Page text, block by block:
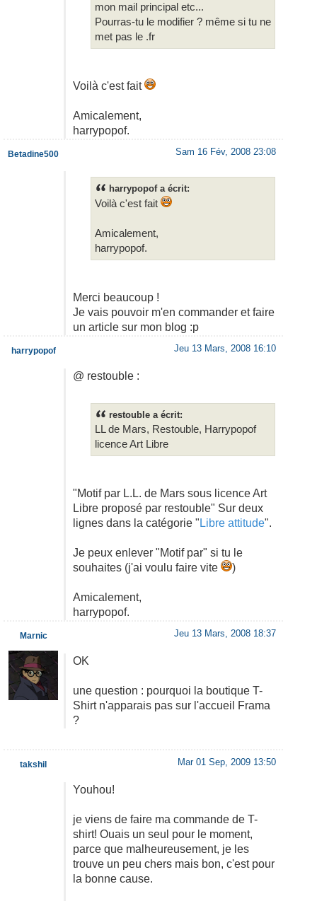
mon mail principal etc...
Pourras-tu le modifier ? même si tu ne
met pas le .fr
Voilà c'est fait
Amicalement,
harrypopof.
Sam 16 Fév, 2008 23:08
harrypopof a écrit:
Voilà c'est fait
Amicalement,
harrypopof.
Merci beaucoup !
Je vais pouvoir m'en commander et faire
un article sur mon blog :p
Betadine500
Jeu 13 Mars, 2008 16:10
@ restouble :
restouble a écrit:
LL de Mars, Restouble, Harrypopof
licence Art Libre
"Motif par L.L. de Mars sous licence Art
Libre proposé par restouble" Sur deux
lignes dans la catégorie " Libre attitude".
Je peux enlever "Motif par" si tu le
souhaites (j'ai voulu faire vite
)
Amicalement,
harrypopof.
harrypopof
Jeu 13 Mars, 2008 18:37
OK
une question : pourquoi la boutique T-
Shirt n'apparais pas sur l'accueil Frama
?
Marnic
Mar 01 Sep, 2009 13:50
Youhou!
je viens de faire ma commande de T-
shirt! Ouais un seul pour le moment,
parce que malheureusement, je les
trouve un peu chers mais bon, c'est pour
la bonne cause.
takshil